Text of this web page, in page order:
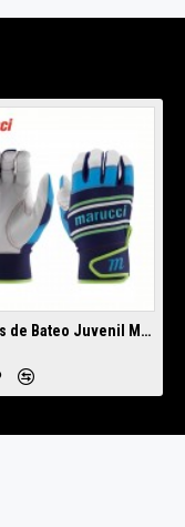
Guantes de Bateo Juvenil Marucci Swift Lite MBGFZNLY | Livianos y Resistentes